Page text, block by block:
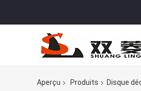
Aperçu Produits Disque